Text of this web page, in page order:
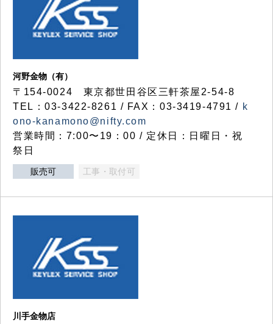
河野金物（有）
〒154-0024 東京都世田谷区三軒茶屋2-54-8
TEL：03-3422-8261 / FAX：03-3419-4791 / k
ono-kanamono@nifty.com
営業時間：7:00〜19：00 / 定休日：日曜日・祝
祭日
販売可 工事・取付可
川手金物店